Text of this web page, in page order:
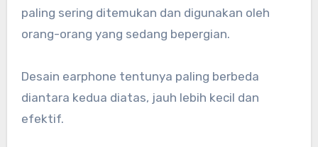
paling sering ditemukan dan digunakan oleh
orang-orang yang sedang bepergian.
Desain earphone tentunya paling berbeda
diantara kedua diatas, jauh lebih kecil dan
efektif.